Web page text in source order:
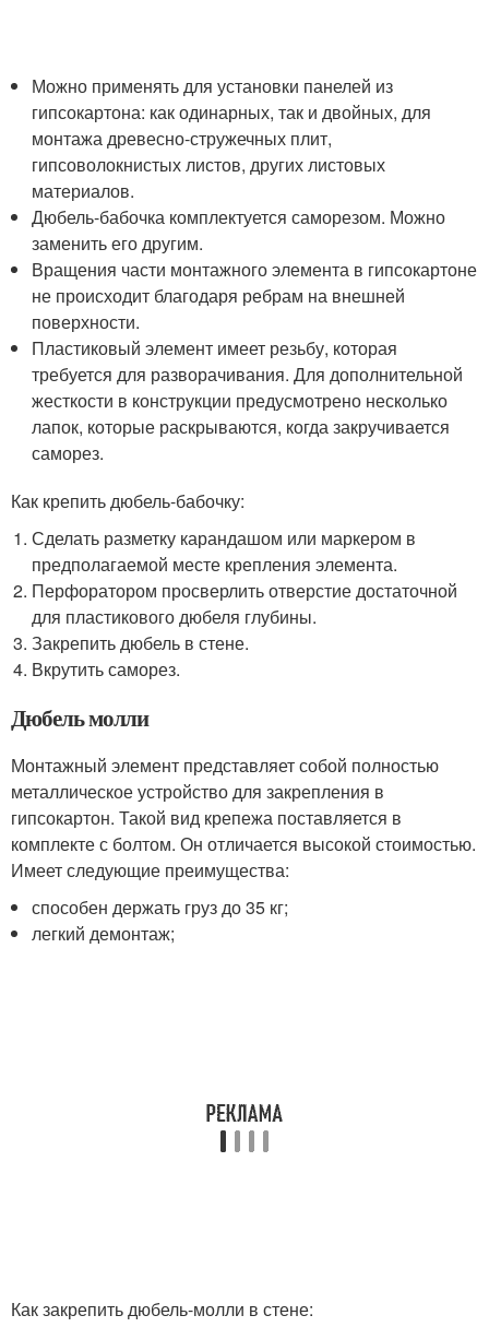
Можно применять для установки панелей из
гипсокартона: как одинарных, так и двойных, для
монтажа древесно-стружечных плит,
гипсоволокнистых листов, других листовых
материалов.
Дюбель-бабочка комплектуется саморезом. Можно
заменить его другим.
Вращения части монтажного элемента в гипсокартоне
не происходит благодаря ребрам на внешней
поверхности.
Пластиковый элемент имеет резьбу, которая
требуется для разворачивания. Для дополнительной
жесткости в конструкции предусмотрено несколько
лапок, которые раскрываются, когда закручивается
саморез.
Как крепить дюбель-бабочку:
Сделать разметку карандашом или маркером в
предполагаемой месте крепления элемента.
Перфоратором просверлить отверстие достаточной
для пластикового дюбеля глубины.
Закрепить дюбель в стене.
Вкрутить саморез.
Дюбель молли
Монтажный элемент представляет собой полностью
металлическое устройство для закрепления в
гипсокартон. Такой вид крепежа поставляется в
комплекте с болтом. Он отличается высокой стоимостью.
Имеет следующие преимущества:
способен держать груз до 35 кг;
легкий демонтаж;
Как закрепить дюбель-молли в стене: